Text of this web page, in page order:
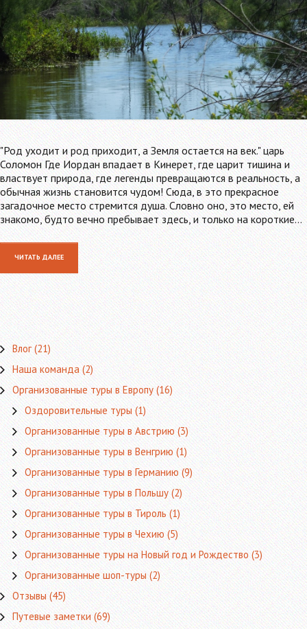
"Род уходит и род приходит, а Земля остается на век." царь
Соломон Где Иордан впадает в Кинерет, где царит тишина и
властвует природа, где легенды превращаются в реальность, а
обычная жизнь становится чудом! Сюда, в это прекрасное
загадочное место стремится душа. Словно оно, это место, ей
знакомо, будто вечно пребывает здесь, и только на короткие…
ЧИТАТЬ ДАЛЕЕ
Влог(21)
Наша команда(2)
Организованные туры в Европу(16)
Оздоровительные туры(1)
Организованные туры в Австрию(3)
Организованные туры в Венгрию(1)
Организованные туры в Германию(9)
Организованные туры в Польшу(2)
Организованные туры в Тироль(1)
Организованные туры в Чехию(5)
Организованные туры на Новый год и Рождество(3)
Организованные шоп-туры(2)
Отзывы(45)
Путевые заметки(69)